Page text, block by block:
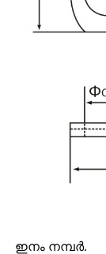
ഇനം നമ്പർ.